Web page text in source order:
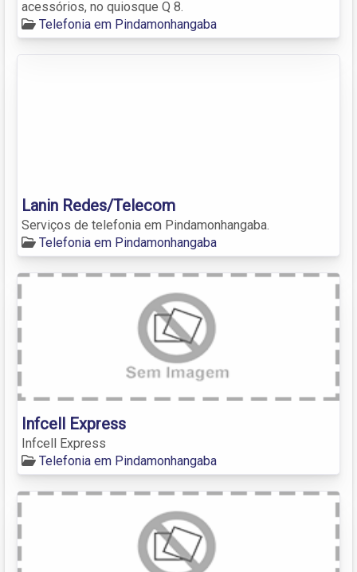
acessórios, no quiosque Q 8.
Telefonia em Pindamonhangaba
Lanin Redes/Telecom
Serviços de telefonia em Pindamonhangaba.
Telefonia em Pindamonhangaba
Infcell Express
Infcell Express
Telefonia em Pindamonhangaba